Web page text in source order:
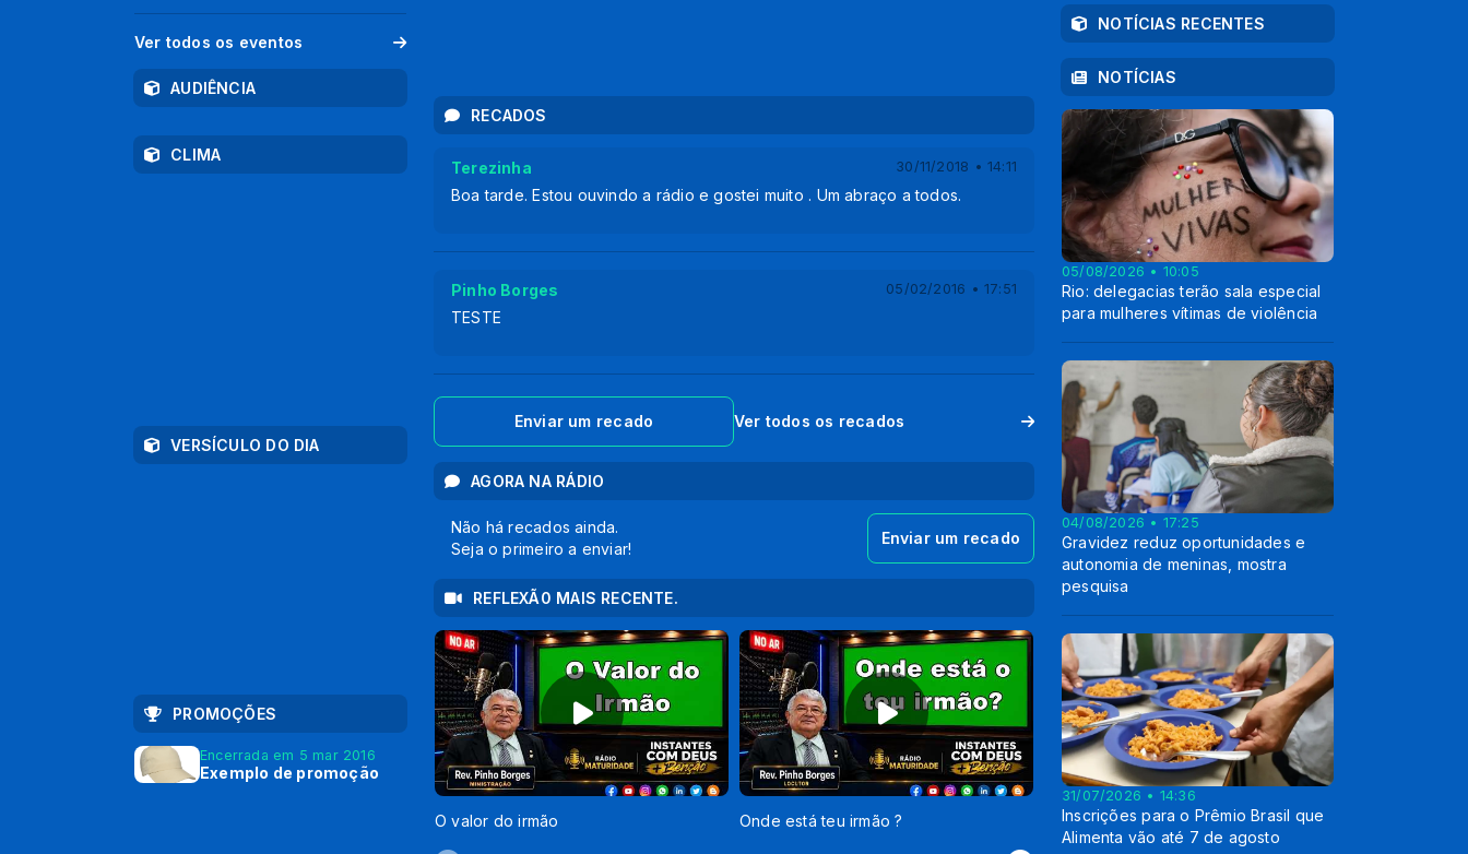
RECADOS
Terezinha 30/11/2018 • 14:11
Boa tarde. Estou ouvindo a rádio e gostei muito . Um abraço a todos.
Pinho Borges 05/02/2016 • 17:51
TESTE
Enviar um recado Ver todos os recados
AGORA NA RÁDIO
Não há recados ainda.
Seja o primeiro a enviar!
Enviar um recado
REFLEXÃ0 MAIS RECENTE.
O valor do irmão Onde está teu irmão ? Nova criação
Ver todos os eventos
AUDIÊNCIA
CLIMA
VERSÍCULO DO DIA
PROMOÇÕES
Encerrada em 5 mar 2016
Exemplo de promoção
NOTÍCIAS RECENTES
NOTÍCIAS
05/08/2026 • 10:05
Rio: delegacias terão sala especial
para mulheres vítimas de violência
04/08/2026 • 17:25
Gravidez reduz oportunidades e
autonomia de meninas, mostra
pesquisa
31/07/2026 • 14:36
Inscrições para o Prêmio Brasil que
Alimenta vão até 7 de agosto